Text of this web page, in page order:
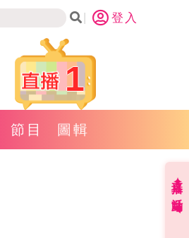
登入
1
節目 圖輯
直播✦活動